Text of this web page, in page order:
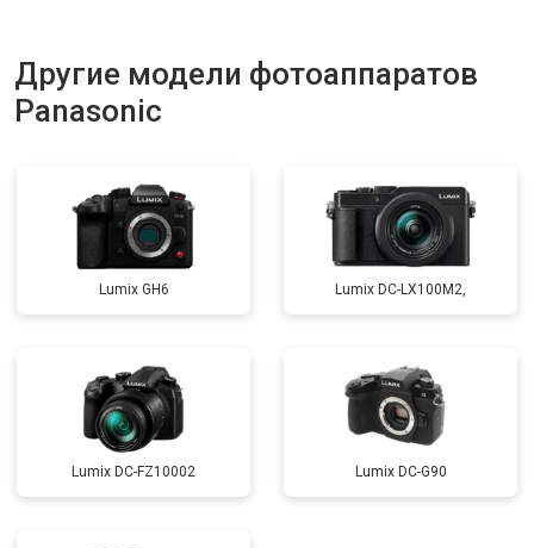
Другие модели фотоаппаратов
Panasonic
Lumix GH6 Lumix DC-LX100M2,
Lumix DC-FZ10002 Lumix DC-G90